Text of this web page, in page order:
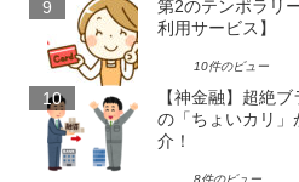
第2のテンポラリ
利用サービス】
10件のビュー
【神金融】超絶
の「ちょいカリ」
介！
8件のビュー